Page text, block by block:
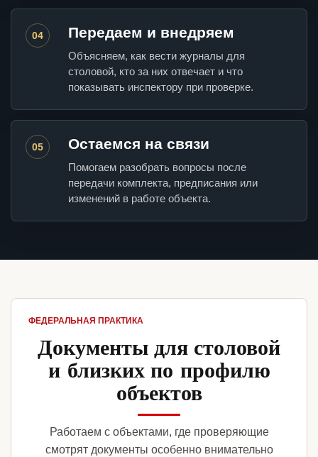
04 Передаем и внедряем
Объясняем, как вести журналы для
столовой, кто за них отвечает и что
показывать инспектору при проверке.
05 Остаемся на связи
Помогаем разобрать вопросы после
передачи комплекта, предписания или
изменений в работе объекта.
ФЕДЕРАЛЬНАЯ ПРАКТИКА
Документы для столовой
и близких по профилю
объектов
Работаем с объектами, где проверяющие
смотрят документы особенно внимательно